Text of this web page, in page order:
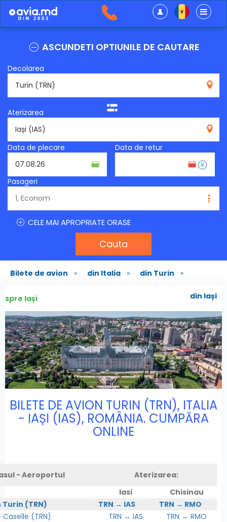
ASCUNDETI OPTIUNILE DE CAUTARE
Decolarea
Aterizarea
Data de plecare
Data de retur
Pasageri
CELE MAI APROPRIATE ORASE
Cauta
Bilete de avion » din Italia » din Turin »
spre Iași din Iași
BILETE DE AVION TURIN (TRN), ITALIA
- IAȘI (IAS), ROMÂNIA. CUMPĂRA
ONLINE
- Aeroportul
Aterizarea:
Iasi
Chisinau
Turin (TRN)
TRN → IAS
TRN → RMO
(TRN)
TRN → IAS TRN → RMO